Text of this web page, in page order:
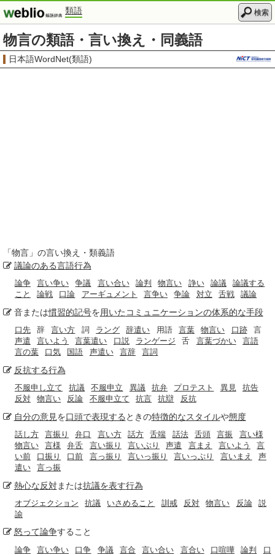
類語 検索
物言の類語・言い換え・同義語
日本語WordNet(類語)
「物言 」の言い換え・類義語
議論のある言語行為
論争 言い争い 争議 言い合い 論判 物言い 諍い 論議
論議する
こと
論戦 口論 アーギュメント 言争い 争論 対立 舌戦 議論
音または慣習的記号を用いた コミュニケーションの体系的な手段
口先 辞 言い方 詞 ラング 辞遣い 用語 言葉 物言い 口跡
言
声遣
言いよう 言葉遣い 口説 ランゲージ 舌 言葉づかい
言語
言の葉
口気 国語 声遣い 言辞 言詞
反抗する行為
不服申し立て 抗議 不服申立 異議 抗弁 プロテスト 異見
抗告
反対
物言い 反論 不服申立て 抗言 抗辯 反抗
自分の意見を口頭で表現する ときの特徴的なスタイルや態度
話し方 言振り 弁口 言い方 話方 舌端 話法 舌頭 言振
言い様
物言い
言様 弁舌 言い振り 言いぶり 声遣 言まえ 言いよう
言
い前
口振り 口前 言っ振り 言いっ振り 言いっぷり 言いまえ
声
遣い
言っ振
熱心な反対または抗議を表す行為
オブジェクション 抗議 いさめること 訓戒 反対 物言い 反論
説
諭
怒って論争すること
論争 言い争い 口争 争議 言合 言い合い 言合い 口喧嘩 論判
口